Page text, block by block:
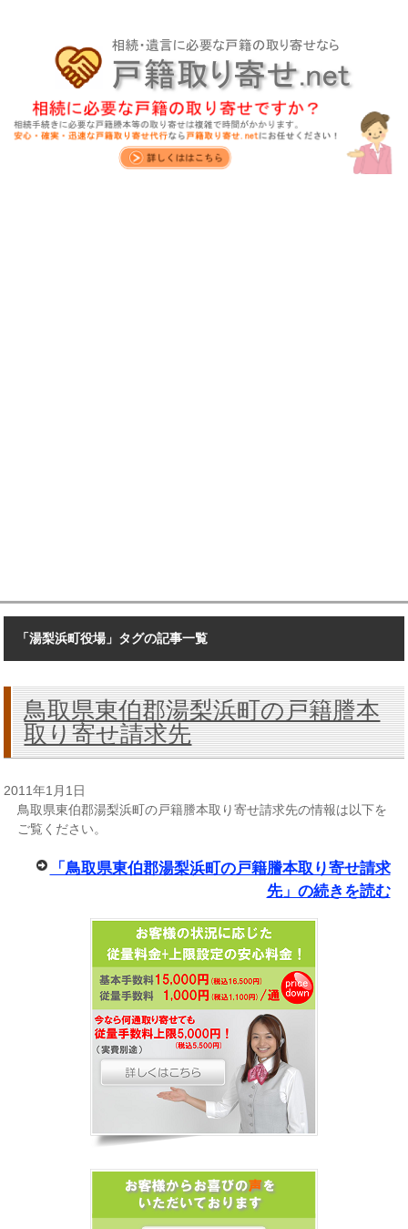
「湯梨浜町役場」タグの記事一覧
鳥取県東伯郡湯梨浜町の戸籍謄本
取り寄せ請求先
2011年1月1日
鳥取県東伯郡湯梨浜町の戸籍謄本取り寄せ請求先の情報は以下を
ご覧ください。
「鳥取県東伯郡湯梨浜町の戸籍謄本取り寄せ請求
先」の続きを読む